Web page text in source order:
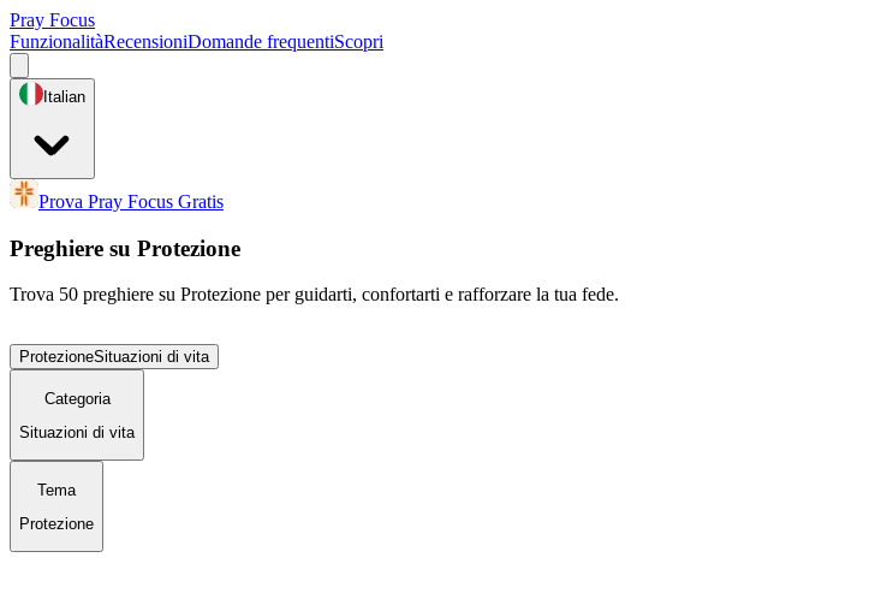
Pray Focus
FunzionalitàRecensioniDomande frequentiScopri
Italian
Prova Pray Focus Gratis
Preghiere su Protezione
Trova 50 preghiere su Protezione per guidarti, confortarti e rafforzare la tua fede.
ProtezioneSituazioni di vita
Categoria
Situazioni di vita
Tema
Protezione